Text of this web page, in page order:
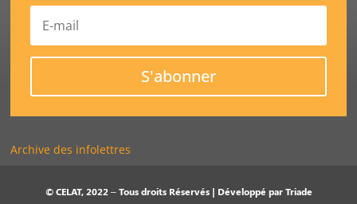
S'abonner
Archive des infolettres
© CELAT, 2022 – Tous droits Réservés | Développé parTriade